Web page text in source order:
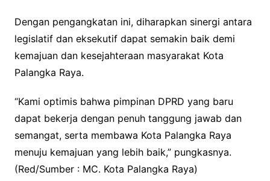
Dengan pengangkatan ini, diharapkan sinergi antara
legislatif dan eksekutif dapat semakin baik demi
kemajuan dan kesejahteraan masyarakat Kota
Palangka Raya.
“Kami optimis bahwa pimpinan DPRD yang baru
dapat bekerja dengan penuh tanggung jawab dan
semangat, serta membawa Kota Palangka Raya
menuju kemajuan yang lebih baik,” pungkasnya.
(Red/Sumber : MC. Kota Palangka Raya)